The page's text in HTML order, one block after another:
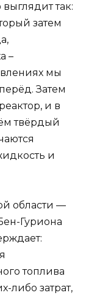
выглядит так:
затем
–
мы
Затем
и в
твёрдый
и
области —
Гуриона
топлива
либо затрат,